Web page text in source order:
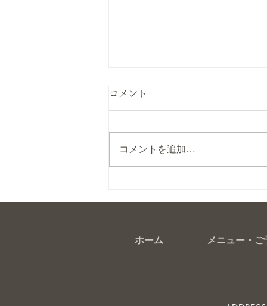
マグネットネイル
コメント
コメントを追加…
ホーム メニュー・ご